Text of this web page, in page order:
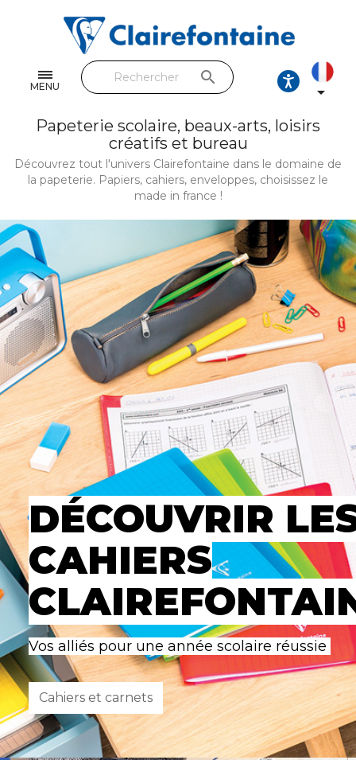
MENU
Feuilles & Copies
Beaux-arts & Dessin
Correspondance
Papiers cadeaux et emballages
Cuir & trousses
RETROUVEZ NOS COLLECTIONS
Toutes les collections
search

Papeterie scolaire, beaux-arts, loisirs
créatifs et bureau
Découvrez tout l'univers Clairefontaine dans le domaine de
la papeterie. Papiers, cahiers, enveloppes, choisissez le
made in france !
DÉCOUVRIR
CAHIERS
Vos alliés pour une année scolaire réussie
Cahiers et carnets